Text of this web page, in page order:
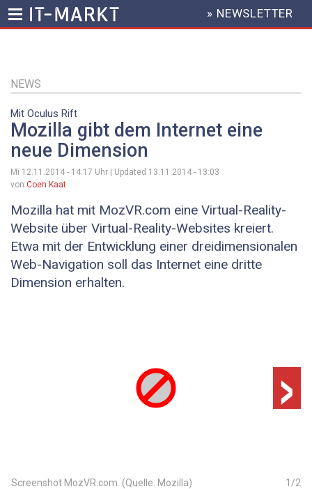
Inhalt
HEADER
MENU
» NEWSLETTER
NEWS
Mit Oculus Rift
Mozilla gibt dem Internet eine
neue Dimension
Mi 12.11.2014 - 14:17 Uhr | Updated 13.11.2014 - 13:03
von Coen Kaat
Mozilla hat mit MozVR.com eine Virtual-Reality-
Website über Virtual-Reality-Websites kreiert.
Etwa mit der Entwicklung einer dreidimensionalen
Web-Navigation soll das Internet eine dritte
Dimension erhalten.
›
1 /2
Screenshot MozVR.com. (Quelle: Mozilla)